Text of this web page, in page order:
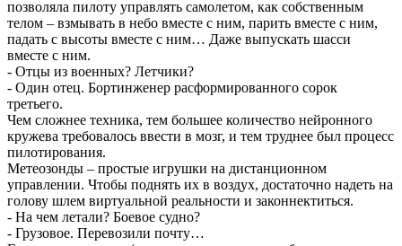
позволяла пилоту управлять самолетом, как собственным
телом – взмывать в небо вместе с ним, парить вместе с ним,
падать с высоты вместе с ним… Даже выпускать шасси
вместе с ним.
- Отцы из военных? Летчики?
- Один отец. Бортинженер расформированного сорок
третьего.
Чем сложнее техника, тем большее количество нейронного
кружева требовалось ввести в мозг, и тем труднее был процесс
пилотирования.
Метеозонды – простые игрушки на дистанционном
управлении. Чтобы поднять их в воздух, достаточно надеть на
голову шлем виртуальной реальности и законнектиться.
- На чем летали? Боевое судно?
- Грузовое. Перевозили почту…